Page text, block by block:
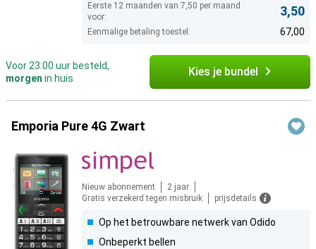
Eerste 12 maanden van 7,50 per maand
voor:
3,50
Eenmalige betaling toestel: 67,00
Voor 23:00 uur besteld,
morgen in huis Kies je bundel
Emporia Pure 4G Zwart
Nieuw abonnement
2 jaar
Gratis verzekerd tegen misbruik
prijsdetails
Op het betrouwbare netwerk van Odido
Onbeperkt bellen